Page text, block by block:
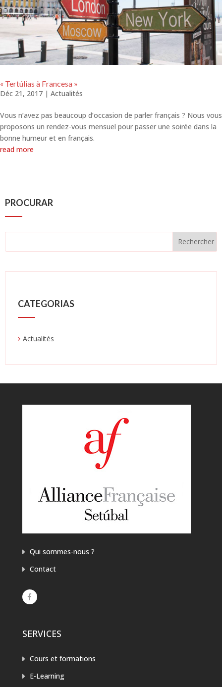
« Tertúlias à Francesa »
Déc 21, 2017 | Actualités
Vous n’avez pas beaucoup d’occasion de parler français ? Nous vous
proposons un rendez-vous mensuel pour passer une soirée dans la
bonne humeur et en français.
read more
PROCURAR
CATEGORIAS
Actualités
Qui sommes-nous ?
Contact
SERVICES
Cours et formations
E-Learning